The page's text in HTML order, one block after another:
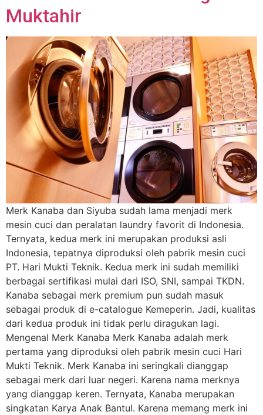
Muktahir
Merk Kanaba dan Siyuba sudah lama menjadi merk
mesin cuci dan peralatan laundry favorit di Indonesia.
Ternyata, kedua merk ini merupakan produksi asli
Indonesia, tepatnya diproduksi oleh pabrik mesin cuci
PT. Hari Mukti Teknik. Kedua merk ini sudah memiliki
berbagai sertifikasi mulai dari ISO, SNI, sampai TKDN.
Kanaba sebagai merk premium pun sudah masuk
sebagai produk di e-catalogue Kemeperin. Jadi, kualitas
dari kedua produk ini tidak perlu diragukan lagi.
Mengenal Merk Kanaba Merk Kanaba adalah merk
pertama yang diproduksi oleh pabrik mesin cuci Hari
Mukti Teknik. Merk Kanaba ini seringkali dianggap
sebagai merk dari luar negeri. Karena nama merknya
yang dianggap keren. Ternyata, Kanaba merupakan
singkatan Karya Anak Bantul. Karena memang merk ini